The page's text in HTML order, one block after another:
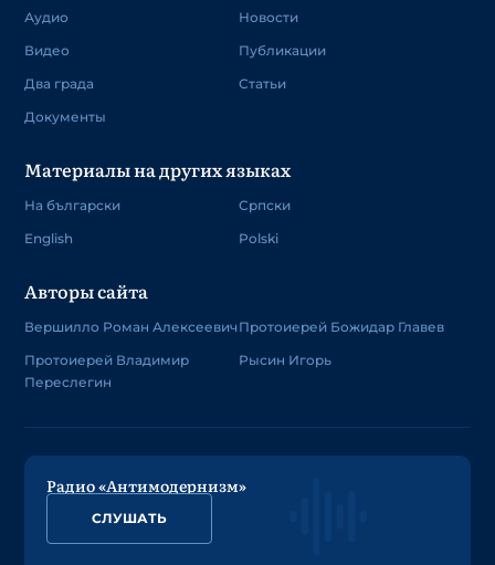
Аудио
Видео
Два града
Документы
Новости
Публикации
Статьи
Материалы на других языках
На български
English
Српски
Polski
Авторы сайта
Вершилло Роман Алексеевич
Протоиерей Владимир
Переслегин
Протоиерей Божидар Главев
Рысин Игорь
Радио «Антимодернизм»
СЛУШАТЬ